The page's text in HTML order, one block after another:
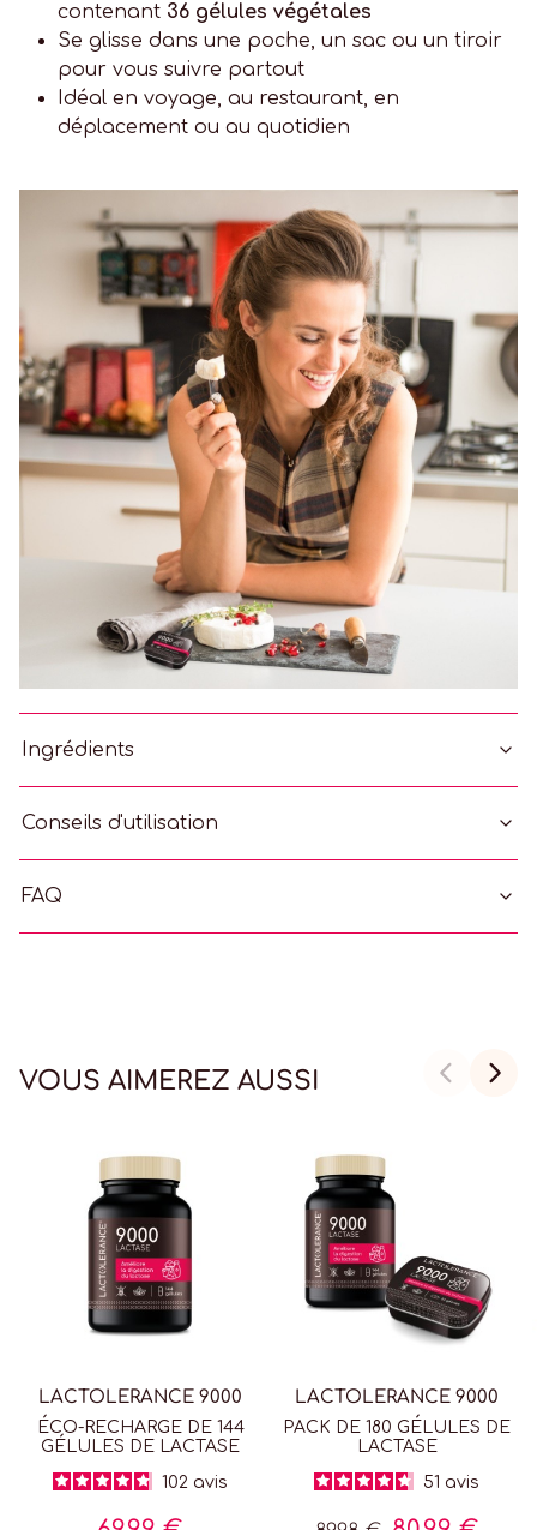
contenant 36 gélules végétales
Se glisse dans une poche, un sac ou un tiroir
pour vous suivre partout
Idéal en voyage, au restaurant, en
déplacement ou au quotidien
Ingrédients
Conseils d'utilisation
FAQ
VOUS AIMEREZ AUSSI
LACTOLERANCE 9000
ÉCO-RECHARGE DE 144
GÉLULES DE LACTASE
102 avis
LACTOLERANCE 9000
PACK DE 180 GÉLULES DE
LACTASE
51 avis